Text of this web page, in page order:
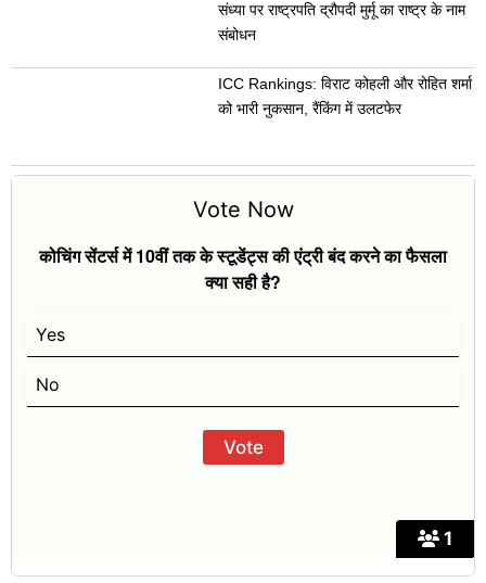
संध्या पर राष्ट्रपति द्रौपदी मुर्मू का राष्ट्र के नाम
संबोधन
ICC Rankings: विराट कोहली और रोहित शर्मा
को भारी नुकसान, रैंकिंग में उलटफेर
1
Vote Now
कोचिंग सेंटर्स में 10वीं तक के स्टूडेंट्स की एंट्री बंद करने का फैसला
क्या सही है?
Yes
No